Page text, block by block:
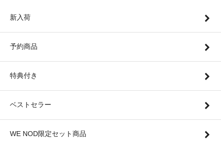
新入荷
予約商品
特典付き
ベストセラー
WE NOD限定セット商品